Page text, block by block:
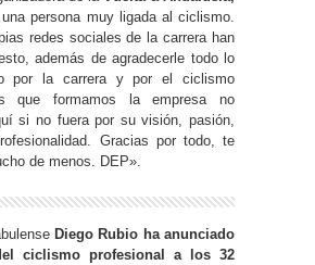
, una persona muy ligada al ciclismo.
redes sociales de la carrera han
además de agradecerle todo lo
por la carrera y por el ciclismo
que formamos la empresa no
si no fuera por su visión, pasión,
Gracias por todo, te
de menos. DEP».
Diego Rubio ha anunciado
ciclismo profesional a los 32